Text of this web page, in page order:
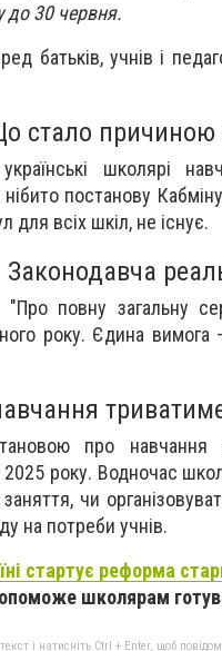
до 30 червня.
батьків, учнів і
стало причиною
школярі
постанову
для всіх шкіл, не існує.
Законодавча
повну загальну
року. Єдина
про навчання
року. Водночас
чи
на потреби учнів.
стартує реформа
школярам
і натисніть Ctrl + Enter, щоб